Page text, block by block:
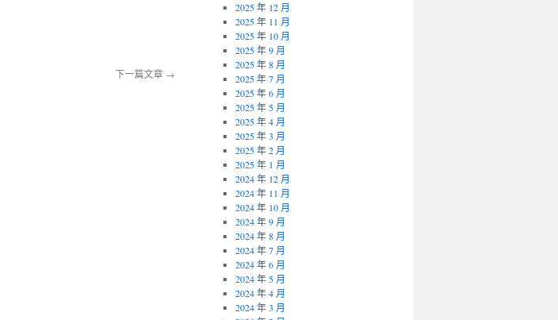
下一篇文章 →
2025 年 12 月
2025 年 11 月
2025 年 10 月
2025 年 9 月
2025 年 8 月
2025 年 7 月
2025 年 6 月
2025 年 5 月
2025 年 4 月
2025 年 3 月
2025 年 2 月
2025 年 1 月
2024 年 12 月
2024 年 11 月
2024 年 10 月
2024 年 9 月
2024 年 8 月
2024 年 7 月
2024 年 6 月
2024 年 5 月
2024 年 4 月
2024 年 3 月